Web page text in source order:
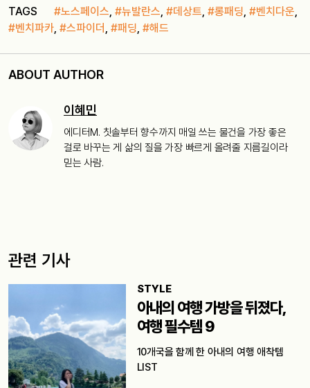
TAGS #노스페이스, #뉴발란스, #데상트, #롱패딩, #벤치다운,
#벤치파카, #스파이더 , #패딩, #해드
ABOUT AUTHOR
이혜민
에디터M. 칫솔부터 향수까지 매일 쓰는 물건을 가장 좋은
걸로 바꾸는 게 삶의 질을 가장 빠르게 올려줄 지름길이라
믿는 사람.
관련 기사
STYLE
아내의 여행 가방을 뒤졌다,
여행 필수템 9
10개국을 함께 한 아내의 여행 애착템
LIST